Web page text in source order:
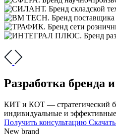
Разработка бренда
КИТ и КОТ — стратегический
индивидуальные и
Получить консультацию
New brand